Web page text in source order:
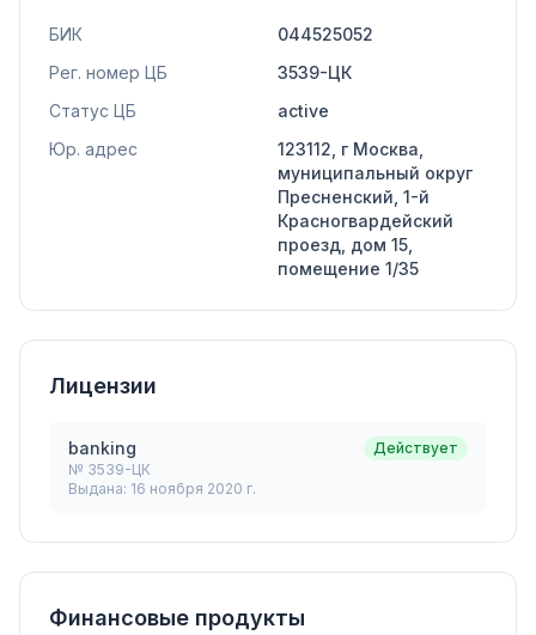
БИК
044525052
Рег. номер ЦБ
3539-ЦК
Статус ЦБ
active
Юр. адрес
123112, г Москва,
муниципальный округ
Пресненский, 1-й
Красногвардейский
проезд, дом 15,
помещение 1/35
Лицензии
banking
№ 3539-ЦК
Выдана: 16 ноября 2020 г.
Действует
Финансовые продукты